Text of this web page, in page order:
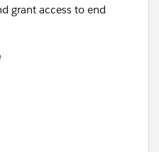
grant access to end